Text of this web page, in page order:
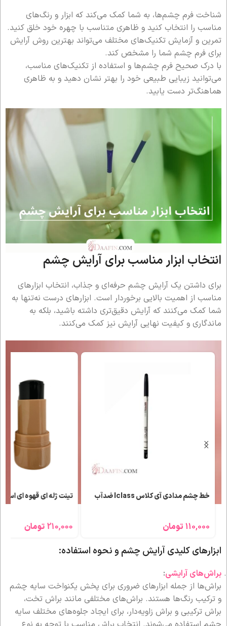
شناخت فرم چشم‌ها، به شما کمک می‌کند که ابزار و رنگ‌های
مناسب را انتخاب کنید و ظاهری متناسب با چهره خود خلق کنید.
تمرین و آزمایش تکنیک‌های مختلف می‌تواند بهترین روش آرایش
برای فرم چشم شما را مشخص کند.
با درک صحیح فرم چشم‌ها و استفاده از تکنیک‌های مناسب،
می‌توانید زیبایی طبیعی خود را بهتر نشان دهید و به ظاهری
هماهنگ‌تر دست یابید.
انتخاب ابزار مناسب برای آرایش چشم
برای داشتن یک آرایش چشم حرفه‌ای و جذاب، انتخاب ابزارهای
مناسب از اهمیت بالایی برخوردار است. ابزارهای درست نه‌تنها به
شما کمک می‌کنند که آرایش دقیق‌تری داشته باشید، بلکه به
ماندگاری و کیفیت نهایی آرایش نیز کمک می‌کنند.
خط چشم مدادی آی کلاس Iclass ضدآب
110,000 تومان
تینت ژله ای قهوه ای
210,000 تومان
ابزارهای کلیدی آرایش چشم و نحوه استفاده:
براش‌های آرایشی:
براش‌ها از جمله ابزارهای ضروری برای پخش یکنواخت سایه چشم
و ترکیب رنگ‌ها هستند. براش‌های مختلفی مانند براش تخت،
براش ترکیبی و براش زاویه‌دار، برای ایجاد جلوه‌های مختلف سایه